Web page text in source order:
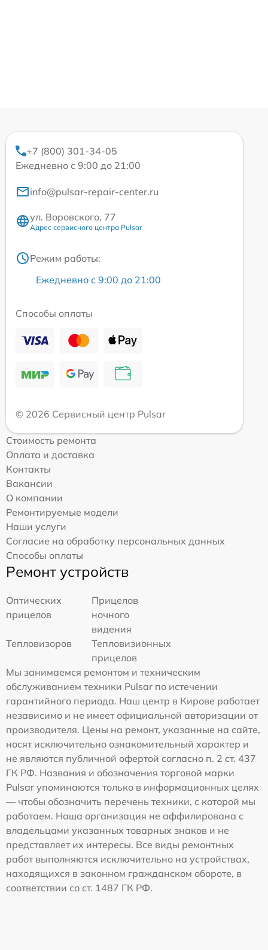
+7 (800) 301-34-05
Ежедневно с 9:00 до 21:00
info@pulsar-repair-center.ru
ул. Воровского, 77
Адрес сервисного центра Pulsar
Режим работы:
Ежедневно с 9:00 до 21:00
Способы оплаты
© 2026 Сервисный центр Pulsar
Стоимость ремонта
Оплата и доставка
Контакты
Вакансии
О компании
Ремонтируемые модели
Наши услуги
Согласие на обработку персональных данных
Способы оплаты
Ремонт устройств
Оптических
прицелов
Прицелов
ночного
видения
Тепловизоров
Тепловизионных
прицелов
Мы занимаемся ремонтом и техническим
обслуживанием техники Pulsar по истечении
гарантийного периода. Наш центр в Кирове работает
независимо и не имеет официальной авторизации от
производителя. Цены на ремонт, указанные на сайте,
носят исключительно ознакомительный характер и
не являются публичной офертой согласно п. 2 ст. 437
ГК РФ. Названия и обозначения торговой марки
Pulsar упоминаются только в информационных целях
— чтобы обозначить перечень техники, с которой мы
работаем. Наша организация не аффилирована с
владельцами указанных товарных знаков и не
представляет их интересы. Все виды ремонтных
работ выполняются исключительно на устройствах,
находящихся в законном гражданском обороте, в
соответствии со ст. 1487 ГК РФ.